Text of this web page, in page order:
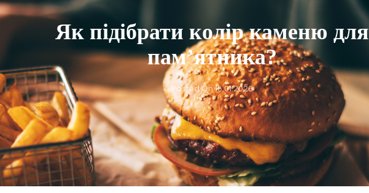
Як підібрати колір каменю для
пам’ятника?
Posted On15.01.2026